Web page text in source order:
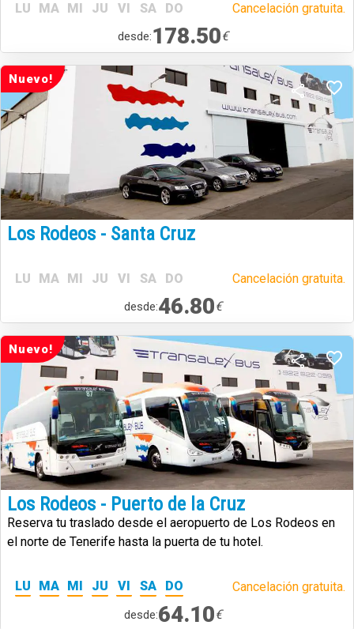
LU MA MI JU VI SA DO Cancelación gratuita.
desde:178.50€
Nuevo!
Los Rodeos - Santa Cruz
LU MA MI JU VI SA DO Cancelación gratuita.
desde:46.80€
Nuevo!
Los Rodeos - Puerto de la Cruz
Reserva tu traslado desde el aeropuerto de Los Rodeos en
el norte de Tenerife hasta la puerta de tu hotel.
LU MA MI JU VI SA DO Cancelación gratuita.
desde:64.10€